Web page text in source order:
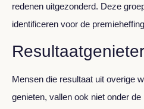
redenen uitgezonderd. Deze
identificeren voor de
Mensen die resultaat uit overige
genieten, vallen ook niet onder